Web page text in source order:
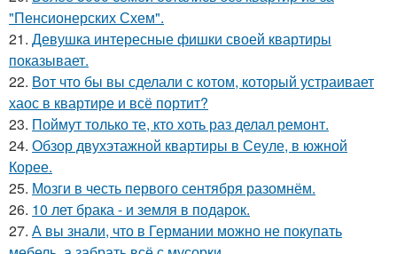
"Пенсионерских Схем".
21. Девушка интересные фишки своей квартиры
показывает.
22. Вот что бы вы сделали с котом, который устраивает
хаос в квартире и всё портит?
23. Поймут только те, кто хоть раз делал ремонт.
24. Обзор двухэтажной квартиры в Сеуле, в южной
Корее.
25. Мозги в честь первого сентября разомнём.
26. 10 лет брака - и земля в подарок.
27. А вы знали, что в Германии можно не покупать